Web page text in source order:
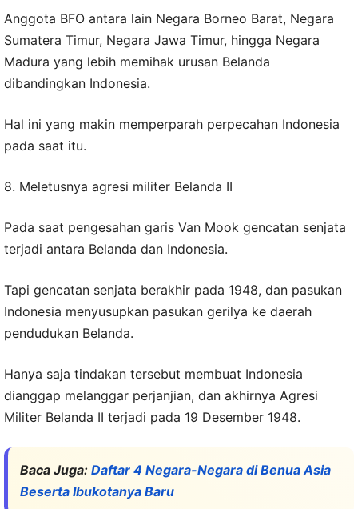
Anggota BFO antara lain Negara Borneo Barat, Negara
Sumatera Timur, Negara Jawa Timur, hingga Negara
Madura yang lebih memihak urusan Belanda
dibandingkan Indonesia.
Hal ini yang makin memperparah perpecahan Indonesia
pada saat itu.
8. Meletusnya agresi militer Belanda II
Pada saat pengesahan garis Van Mook gencatan senjata
terjadi antara Belanda dan Indonesia.
Tapi gencatan senjata berakhir pada 1948, dan pasukan
Indonesia menyusupkan pasukan gerilya ke daerah
pendudukan Belanda.
Hanya saja tindakan tersebut membuat Indonesia
dianggap melanggar perjanjian, dan akhirnya Agresi
Militer Belanda II terjadi pada 19 Desember 1948.
Baca Juga: Daftar 4 Negara-Negara di Benua Asia
Beserta Ibukotanya Baru